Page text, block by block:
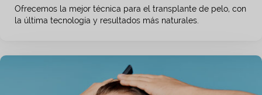
Ofrecemos la mejor técnica para el transplante de pelo, con
la última tecnología y resultados más naturales.